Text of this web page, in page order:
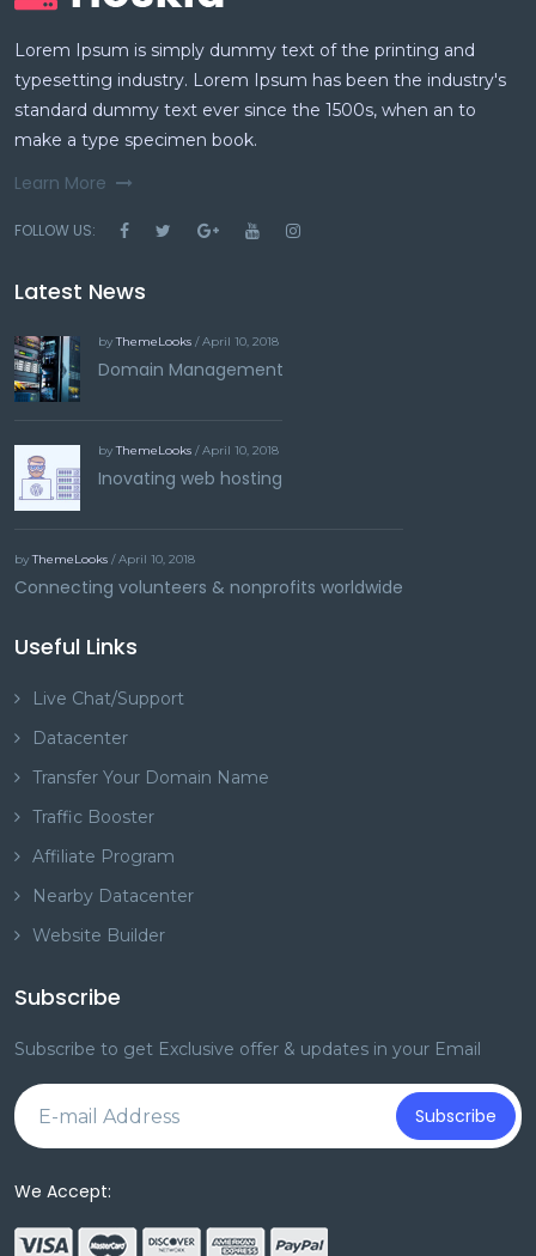
Lorem Ipsum is simply dummy text of the printing and
typesetting industry. Lorem Ipsum has been the industry's
standard dummy text ever since the 1500s, when an to
make a type specimen book.
Learn More
FOLLOW US:
Latest News
byThemeLooks / April 10, 2018
Domain Management
byThemeLooks / April 10, 2018
Inovating web hosting
byThemeLooks / April 10, 2018
Connecting volunteers & nonprofits worldwide
Useful Links
Live Chat/Support
Datacenter
Transfer Your Domain Name
Traffic Booster
Affiliate Program
Nearby Datacenter
Website Builder
Subscribe
Subscribe to get Exclusive offer & updates in your Email
Subscribe
We Accept: